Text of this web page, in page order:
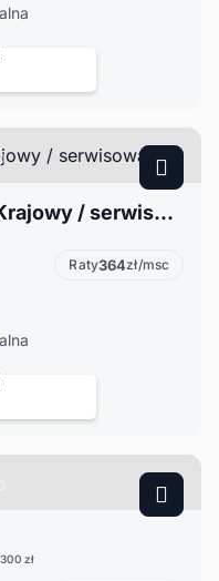
Ford C-MAX C Max II 1.0 Krajowy / serwisowany
Raty364zł/msc
zł